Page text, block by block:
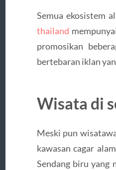
Semua ekosistem
thailand
promosikan
bertebaran iklan
Wisata di
Meski pun
kawasan cagar
Sendang biru yang